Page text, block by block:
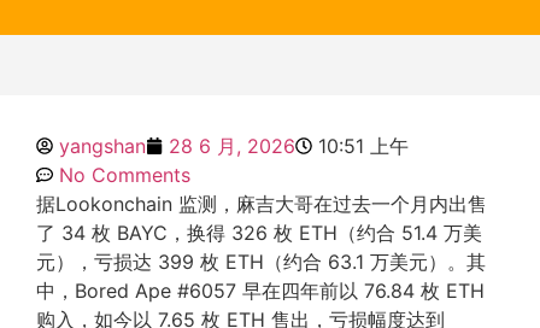
yangshan 28 6 月, 2026
10:51 上午
No Comments
据Lookonchain 监测，麻吉大哥在过去一个月内出售
了 34 枚 BAYC，换得 326 枚 ETH（约合 51.4 万美
元），亏损达 399 枚 ETH（约合 63.1 万美元）。其
中，Bored Ape #6057 早在四年前以 76.84 枚 ETH
购入，如今以 7.65 枚 ETH 售出，亏损幅度达到